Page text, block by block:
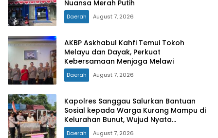
Nuansa Merah Putih
Daerah August 7, 2026
AKBP Askhabul Kahfi Temui Tokoh
Melayu dan Dayak, Perkuat
Kebersamaan Menjaga Melawi
Daerah August 7, 2026
Kapolres Sanggau Salurkan Bantuan
Sosial kepada Warga Kurang Mampu di
Kelurahan Bunut, Wujud Nyata
Kepedulian Polri Hadir untuk Masyarakat
Daerah August 7, 2026